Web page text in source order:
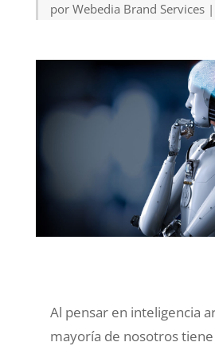
por Webedia Brand Services|
Al pensar en inteligencia
mayoría de nosotros